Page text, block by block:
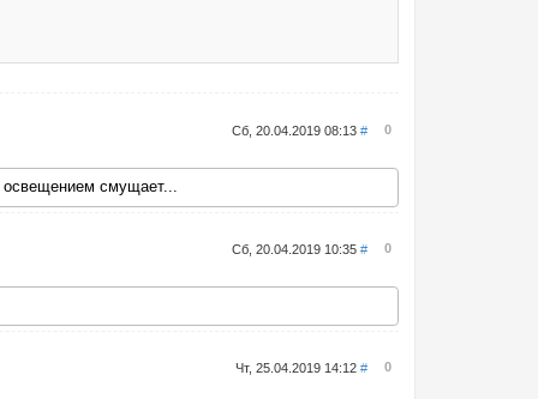
Сб, 20.04.2019 08:13# 0
освещением смущает...
Сб, 20.04.2019 10:35# 0
Чт, 25.04.2019 14:12# 0